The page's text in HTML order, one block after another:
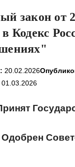
закон от
Кодекс
20.02.2026
01.03.2026
Одобрен